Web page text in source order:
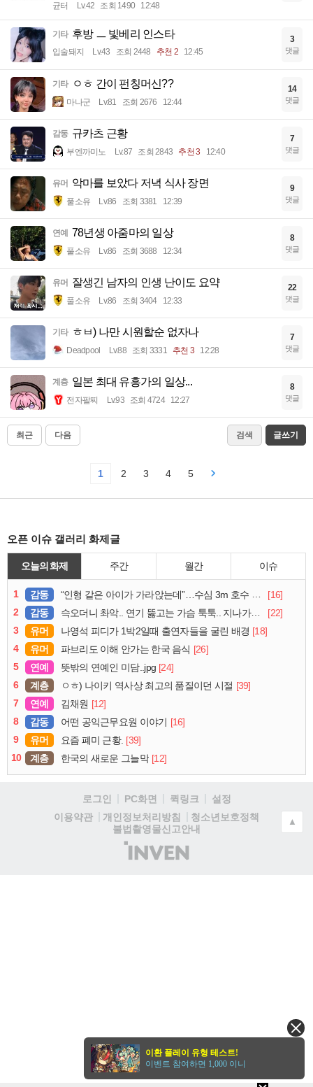
균터 Lv.42 조회 1490 12:48
기타 후방 ㅡ 빛베리 인스타
입술돼지 Lv.43 조회 2448 추천 2 12:45
3
댓글
기타 ㅇㅎ 간이 펀칭머신??
마나군 Lv.81 조회 2676 12:44
14
댓글
감동 규카츠 근황
부엔까미노 Lv.87 조회 2843 추천 3 12:40
7
댓글
유머 악마를 보았다 저녁 식사 장면
풀소유 Lv.86 조회 3381 12:39
9
댓글
연예 78년생 아줌마의 일상
풀소유 Lv.86 조회 3688 12:34
8
댓글
유머 잘생긴 남자의 인생 난이도 요약
풀소유 Lv.86 조회 3404 12:33
22
댓글
기타 ㅎㅂ) 나만 시원할순 없자나
Deadpool Lv.88 조회 3331 추천 3 12:28
7
댓글
계층 일본 최대 유흥가의 일상...
전자팔찌 Lv.93 조회 4724 12:27
8
댓글
최근 다음 검색 글쓰기
1 2 3 4 5
오픈 이슈 갤러리 화제글
오늘의 화제 주간 월간 이슈
1 감동 “인형 같은 아이가 가라앉는데”…수심 3m 호수 뛰어든 60대 의인
[16]
2
감동 슥오더니 촤악.. 연기 뚫고는 가슴 툭툭.. 지나가던 아재의 정체
[22]
3
유머 나영석 피디가 1박2일때 출연자들을 굴린 배경 [18]
4
유머 파브리도 이해 안가는 한국 음식 [26]
5
연예 뜻밖의 연예인 미담..jpg [24]
6
계층 ㅇㅎ) 나이키 역사상 최고의 품질이던 시절 [39]
7
연예 김채원 [12]
8
감동 어떤 공익근무요원 이야기
[16]
9
유머 요즘 폐미 근황. [39]
10
계층 한국의 새로운 그늘막 [12]
로그인 PC화면 퀵링크
설정
이용약관
개인정보처리방침
청소년보호정책
불법촬영물신고안내
(주)
인
▲
이환 플레이 유형 테스트!
이벤트 참여하면 1,000 이니